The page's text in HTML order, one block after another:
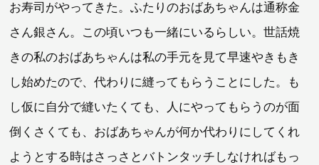
お寿司がやってきた。ふたりのおばあちゃんは通称金
さん銀さん。この頃いつも一緒にいるらしい。世話焼
きの私のおばあちゃんは私の手元を見て早速やきもき
し始めたので、代わりに縫ってもらうことにした。も
し仮に自分で縫いたくても、人にやってもらうのが面
倒くさくても、おばあちゃんが何か代わりにしてくれ
ようとする時はさっさとバトンタッチしなければもっ